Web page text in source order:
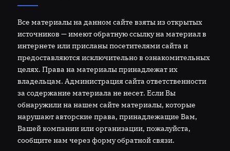
Все материалы на данном сайте взяты из открытых
источников — имеют обратную ссылку на материал в
интернете или присланы посетителями сайта и
предоставляются исключительно в ознакомительных
целях. Права на материалы принадлежат их
владельцам. Администрация сайта ответственности
за содержание материала не несет. Если Вы
обнаружили на нашем сайте материалы, которые
нарушают авторские права, принадлежащие Вам,
Вашей компании или организации, пожалуйста,
сообщите нам через форму обратной связи.